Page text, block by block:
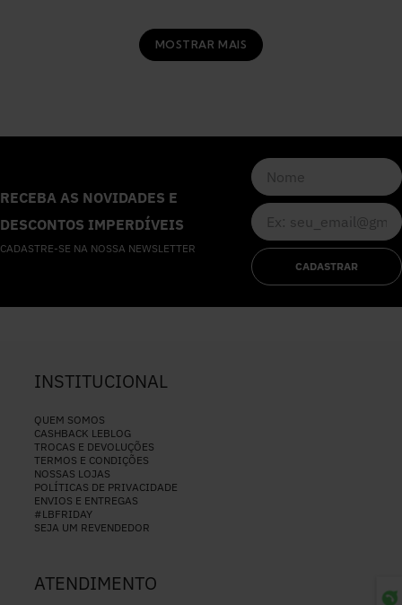
MOSTRAR MAIS
RECEBA AS NOVIDADES E
DESCONTOS IMPERDÍVEIS
CADASTRE-SE NA NOSSA NEWSLETTER
CADASTRAR
INSTITUCIONAL
QUEM SOMOS
CASHBACK LEBLOG
TROCAS E DEVOLUÇÕES
TERMOS E CONDIÇÕES
NOSSAS LOJAS
POLÍTICAS DE PRIVACIDADE
ENVIOS E ENTREGAS
#LBFRIDAY
SEJA UM REVENDEDOR
ATENDIMENTO